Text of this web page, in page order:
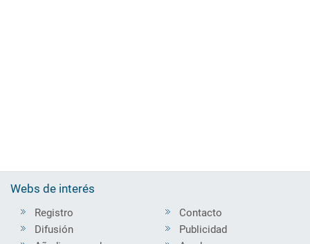
Webs de interés
Registro
Difusión
Contacto
Publicidad